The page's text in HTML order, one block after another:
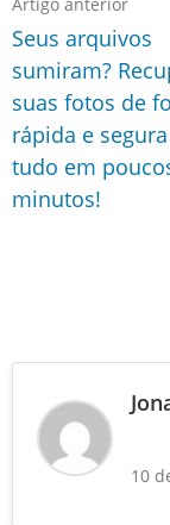
Seus arquivos
sumiram?
suas fotos de
rápida e
tudo em
minutos!
10